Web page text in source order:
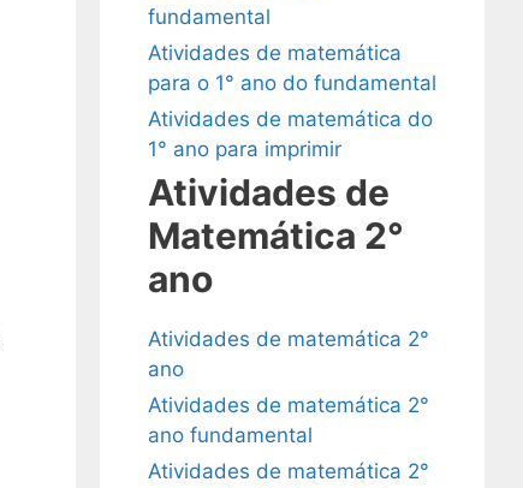
fundamental
Atividades de matemática
para o 1° ano do fundamental
Atividades de matemática do
1° ano para imprimir
Atividades de
Matemática 2°
ano
Atividades de matemática 2°
ano
Atividades de matemática 2°
ano fundamental
Atividades de matemática 2°